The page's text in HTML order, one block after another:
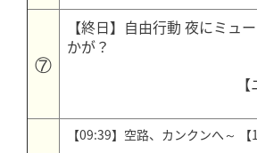
⑦
【終日】自由行動 夜にミュ
かが？
【09:39】空路、カンクンへ～